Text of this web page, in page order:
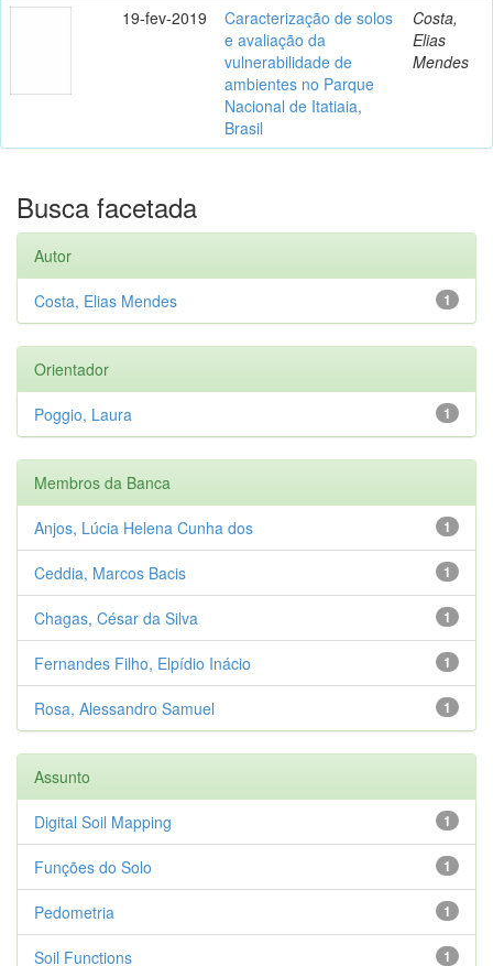
19-fev-2019
Caracterização de solos
e avaliação da
vulnerabilidade de
ambientes no Parque
Nacional de Itatiaia,
Brasil
Costa,
Elias
Mendes
Busca facetada
Autor
1
Costa, Elias Mendes
Orientador
1
Poggio, Laura
Membros da Banca
1
Anjos, Lúcia Helena Cunha dos
1
Ceddia, Marcos Bacis
1
Chagas, César da Silva
1
Fernandes Filho, Elpídio Inácio
1
Rosa, Alessandro Samuel
Assunto
1
Digital Soil Mapping
1
Funções do Solo
1
Pedometria
1
Soil Functions